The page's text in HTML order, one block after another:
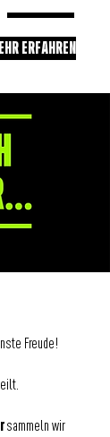
ERFAHREN
Freude!
sammeln wir